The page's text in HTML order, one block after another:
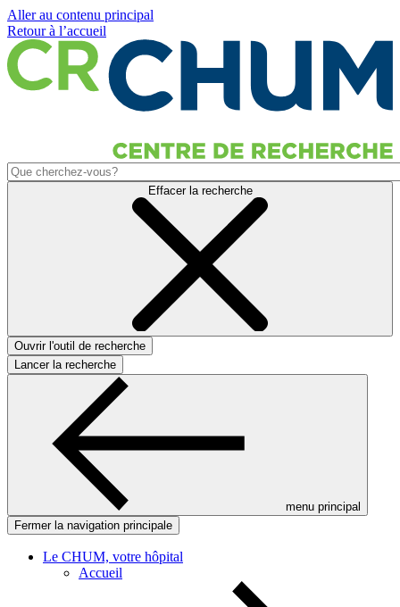
Aller au contenu principal
Retour à l’accueil
Effacer la recherche
Ouvrir l'outil de recherche
Lancer la recherche
menu principal
Fermer la navigation principale
Le CHUM, votre hôpital
Accueil